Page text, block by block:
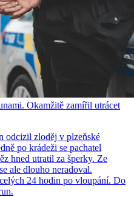
Okamžitě zamířil utrácet
odcizil zloděj v plzeňské
po krádeži se pachatel
hned utratil za šperky. Ze
ale dlouho neradoval.
24 hodin po vloupání. Do